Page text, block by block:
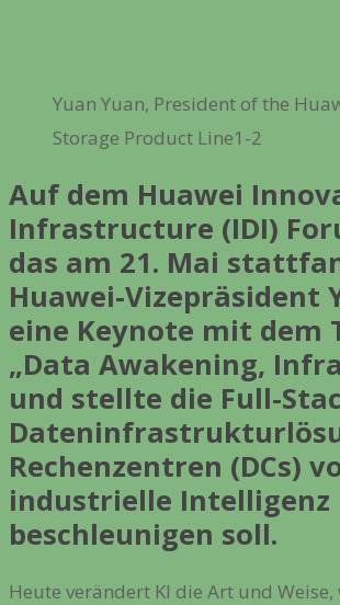
Yuan Yuan, President of the
Storage Product Line1-2
Auf dem Huawei
Infrastructure (IDI)
das am 21. Mai
Huawei-Vizepräsident
eine Keynote mit dem
„Data Awakening,
und stellte die Full-
Rechenzentren (DCs)
industrielle Intelligenz
beschleunigen soll.
Heute verändert KI die Art und Weise,